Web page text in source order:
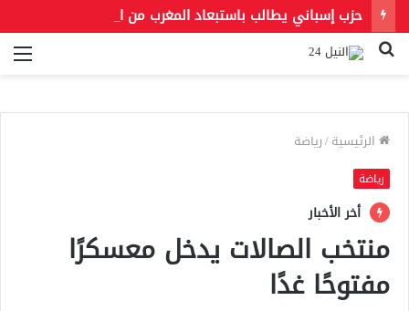
بحث
الرئيسية/رياضة
رياضة
أخر الأخبار
منتخب الصالات يدخل معسكرًا
مفتوحًا غدًا